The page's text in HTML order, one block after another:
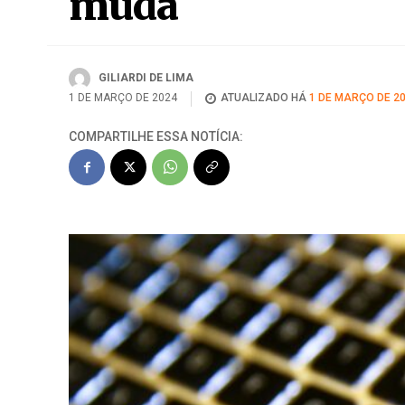
GILIARDI DE LIMA
1 DE MARÇO DE 2024
ATUALIZADO HÁ 1 DE MARÇO DE
COMPARTILHE ESSA NOTÍCIA: